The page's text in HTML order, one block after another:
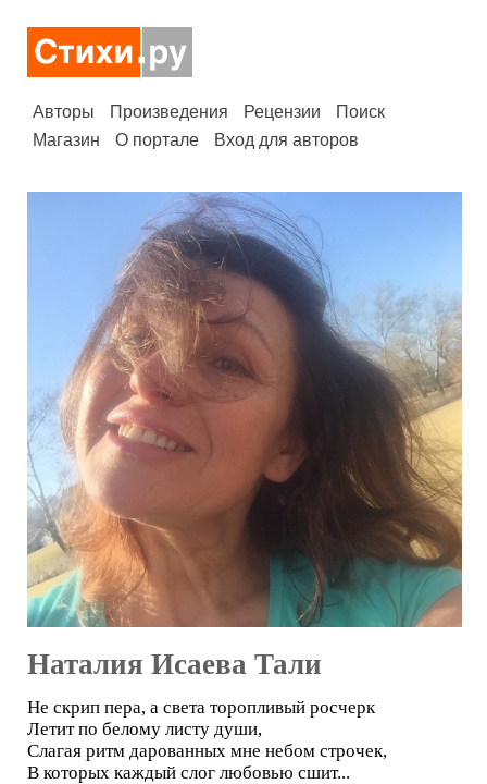
Авторы Произведения Рецензии
Поиск
Магазин
О портале Вход для авторов
Наталия Исаева Тали
Не скрип пера, а света торопливый росчерк
Летит по белому листу души,
Слагая ритм дарованных мне небом строчек,
В которых каждый слог любовью сшит...